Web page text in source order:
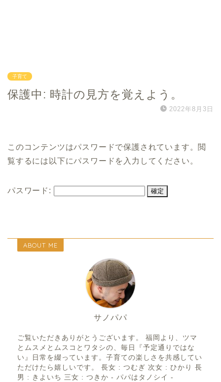
子育て
保護中: 時計の見方を覚えよう。
2022年8月3日
このコンテンツはパスワードで保護されています。閲
覧するには以下にパスワードを入力してください。
パスワード:
ABOUT ME
サノパパ
ご覧いただきありがとうございます。 福岡より、ツマ
とムスメとムスコとワタシの、毎日『予定通りではな
い』日常を綴っています。子育ての楽しさを共感してい
ただけたら嬉しいです。 長女 : つむぎ 次女 : ひかり 長
男 : きよいち 三女 : つきか - パパはタノシイ -